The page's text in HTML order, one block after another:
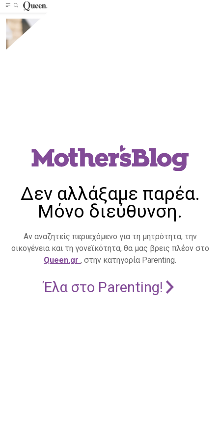
Δεν αλλάξαμε παρέα.
Μόνο διεύθυνση.
Αν αναζητείς περιεχόμενο για τη μητρότητα, την
οικογένεια και τη γονεϊκότητα, θα μας βρεις πλέον στο
Queen.gr , στην κατηγορία Parenting.
Έλα στο Parenting!